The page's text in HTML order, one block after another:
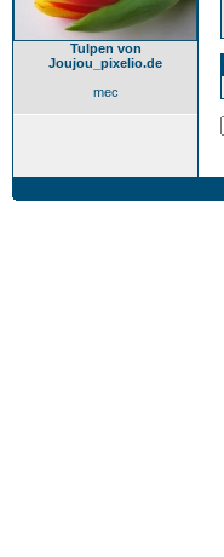
Tulpen von
Joujou_pixelio.de
mec